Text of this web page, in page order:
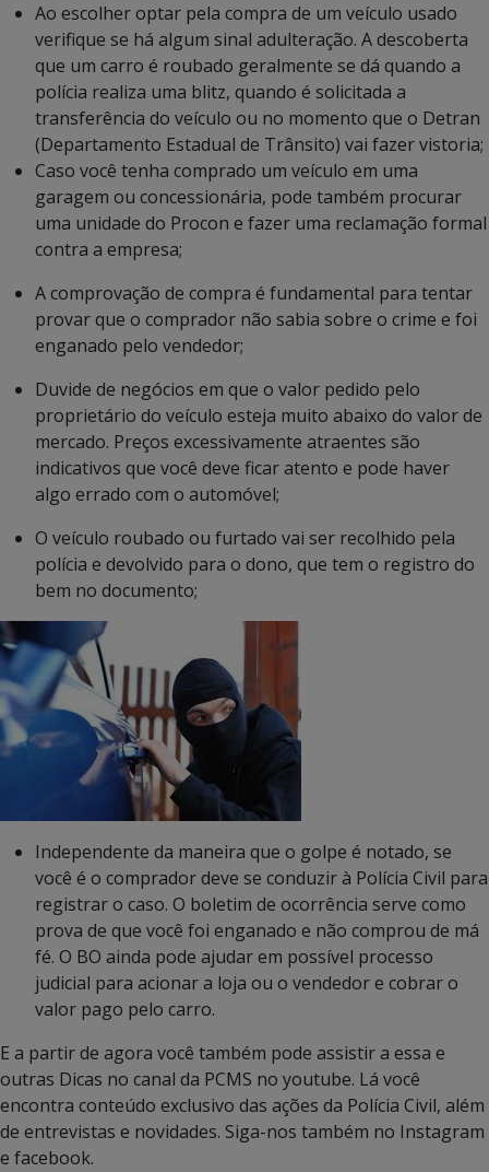
Ao escolher optar pela compra de um veículo usado
verifique se há algum sinal adulteração. A descoberta
que um carro é roubado geralmente se dá quando a
polícia realiza uma blitz, quando é solicitada a
transferência do veículo ou no momento que o Detran
(Departamento Estadual de Trânsito) vai fazer vistoria;
Caso você tenha comprado um veículo em uma
garagem ou concessionária, pode também procurar
uma unidade do Procon e fazer uma reclamação formal
contra a empresa;
A comprovação de compra é fundamental para tentar
provar que o comprador não sabia sobre o crime e foi
enganado pelo vendedor;
Duvide de negócios em que o valor pedido pelo
proprietário do veículo esteja muito abaixo do valor de
mercado. Preços excessivamente atraentes são
indicativos que você deve ficar atento e pode haver
algo errado com o automóvel;
O veículo roubado ou furtado vai ser recolhido pela
polícia e devolvido para o dono, que tem o registro do
bem no documento;
Independente da maneira que o golpe é notado, se
você é o comprador deve se conduzir à Polícia Civil para
registrar o caso. O boletim de ocorrência serve como
prova de que você foi enganado e não comprou de má
fé. O BO ainda pode ajudar em possível processo
judicial para acionar a loja ou o vendedor e cobrar o
valor pago pelo carro.
E a partir de agora você também pode assistir a essa e
outras Dicas no canal da PCMS no youtube. Lá você
encontra conteúdo exclusivo das ações da Polícia Civil, além
de entrevistas e novidades. Siga-nos também no Instagram
e facebook.